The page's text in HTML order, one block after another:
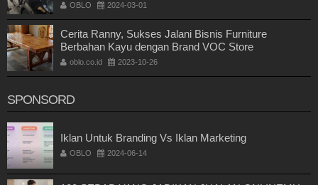
OBLO 2024-03-01
Cerita Ranny, Sukses Jalani Bisnis Furniture
Berbahan Kayu dengan Brand VOC Store
oblo.co.id 2023-10-26
SPONSORD
Iklan Untuk Branding Vs Iklan Marketing
OBLO 2024-06-14